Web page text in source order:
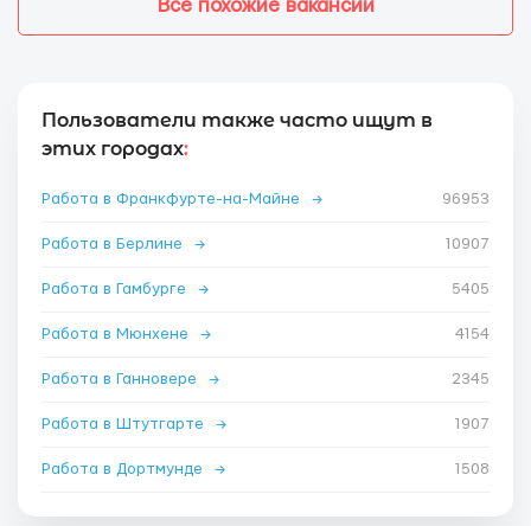
Все похожие вакансии
Пользователи также часто ищут в
этих городах:
Работа в Франкфурте-на-Майне → 96953
Работа в Берлине → 10907
Работа в Гамбурге → 5405
Работа в Мюнхене → 4154
Работа в Ганновере → 2345
Работа в Штутгарте → 1907
Работа в Дортмунде → 1508